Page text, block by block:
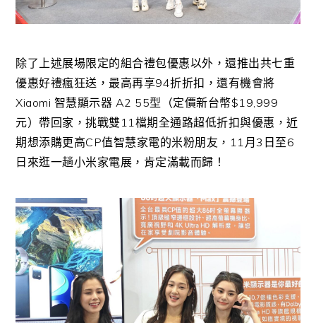
除了上述展場限定的組合禮包優惠以外，還推出共七重
優惠好禮瘋狂送，最高再享94折折扣，還有機會將
Xiaomi 智慧顯示器 A2 55型（定價新台幣$19,999
元）帶回家，挑戰雙11檔期全通路超低折扣與優惠，近
期想添購更高CP值智慧家電的米粉朋友，11月3日至6
日來逛一趟小米家電展，肯定滿載而歸！